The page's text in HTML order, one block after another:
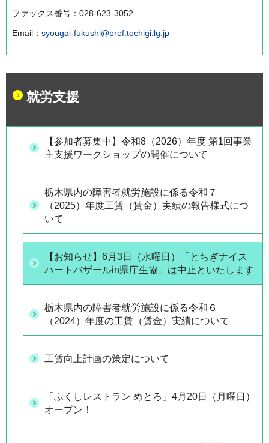
ファックス番号：028-623-3052
Email： syougai-fukushi@pref.tochigi.lg.jp
就労支援
【参加者募集中】令和8（2026）年度 第1回事業
主支援ワークショップの開催について
栃木県内の障害者就労施設に係る令和７
（2025）年度工賃（賃金）実績の報告様式につ
いて
【お知らせ】6月3日（水曜日）「とちぎナイス
ハートバザールin県庁生協」は中止といたします
栃木県内の障害者就労施設に係る令和６
（2024）年度の工賃（賃金）実績について
工賃向上計画の策定について
「ふくしレストラン めとろ」4月20日（月曜日）
オープン！